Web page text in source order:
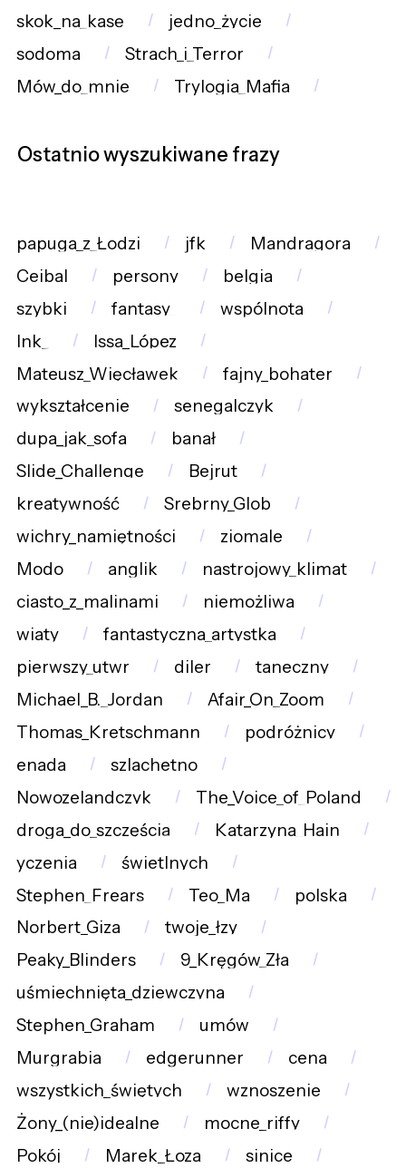
skok_na_kasę
jedno_życie
sodoma
Strach_i_Terror
Mów_do_mnie
Trylogia_Mafia
Ostatnio wyszukiwane frazy
papuga_z_Łodzi jfk
Mandragora
Ceibal
persony
belgia
szybki
fantasy_
wspólnota
Ink_
Issa_López
Mateusz_Więcławek
fajny_bohater
wykształcenie
senegalczyk
dupa_jak_sofa
banał
Slide_Challenge
Bejrut
kreatywność
Srebrny_Glob
wichry_namiętności
ziomale
Modo
anglik
nastrojowy_klimat
ciasto_z_malinami
niemożliwa
wiaty
fantastyczna_artystka
pierwszy_utwr
diler
taneczny
Michael_B._Jordan
Afair_On_Zoom
Thomas_Kretschmann
podróżnicy
enada
szlachetno
Nowozelandczyk
The_Voice_of_Poland
droga_do_szczęścia
Katarzyna_Hain
yczenia
świetlnych
Stephen_Frears
Teo_Ma
polska
Norbert_Giza
twoje_łzy
Peaky_Blinders
9_Kręgów_Zła
uśmiechnięta_dziewczyna
Stephen_Graham
umów
Murgrabia
edgerunner
cena
wszystkich_świętych
wznoszenie
Żony_(nie)idealne
mocne_riffy
Pokój
Marek_Łoza
sinice